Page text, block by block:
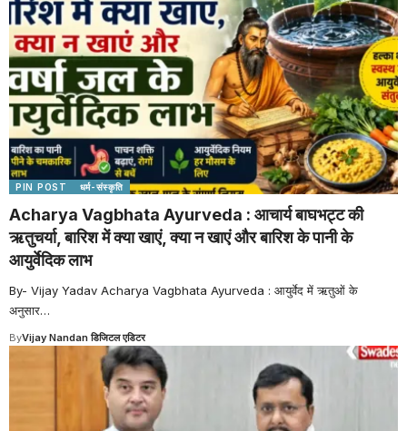
PIN POST धर्म-संस्कृति
Acharya Vagbhata Ayurveda : आचार्य बाघभट्ट की
ऋतुचर्या, बारिश में क्या खाएं, क्या न खाएं और बारिश के पानी के
आयुर्वेदिक लाभ
By- Vijay Yadav Acharya Vagbhata Ayurveda : आयुर्वेद में ऋतुओं के
अनुसार…
ByVijay Nandan डिजिटल एडिटर